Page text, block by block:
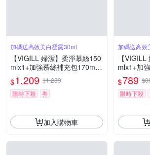
加碼送高效美白凝露30ml
【VIGILL 婦潔】柔淨慕絲150
mlx1+加強慕絲補充包170mlx
1+內褲30入x1+高效美白3mlx
10-(慕絲補充包EXP:2027/06/
20)
$1,209 $1,289
限時下殺
券
加入購物車
加碼送高效
【
mlx1+加
1+高效
mlx10-(慕
06/20)
$789
限時下殺